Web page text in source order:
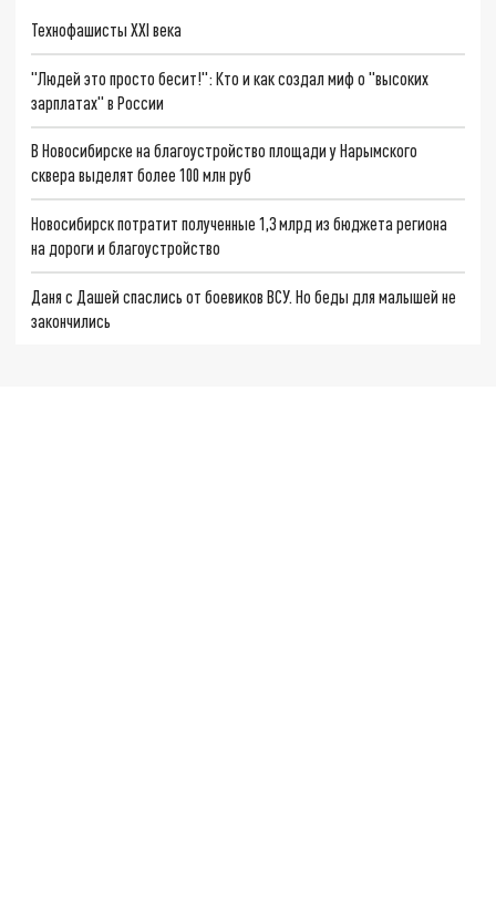
Технофашисты XXI века
"Людей это просто бесит!": Кто и как создал миф о "высоких
зарплатах" в России
В Новосибирске на благоустройство площади у Нарымского
сквера выделят более 100 млн руб
Новосибирск потратит полученные 1,3 млрд из бюджета региона
на дороги и благоустройство
Даня с Дашей спаслись от боевиков ВСУ. Но беды для малышей не
закончились